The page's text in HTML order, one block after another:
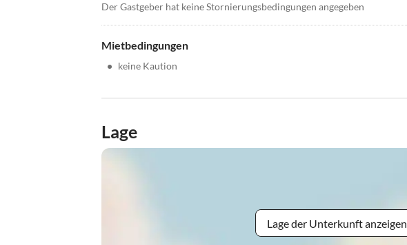
Der Gastgeber hat keine Stornierungsbedingungen angegeben
Mietbedingungen
• keine Kaution
Lage
Lage der Unterkunft anzeigen